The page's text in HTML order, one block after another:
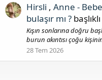
Hirsli , Anne -
bulaşır mı ?
Kışın sonlarına doğru
burun akıntısı çoğu
28 Tem 2026